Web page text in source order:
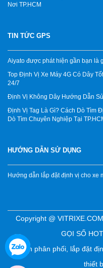
Nơi TP.HCM
TIN TỨC GPS
Aiyato được phát hiện gần bạn là
Top Định Vị Xe Máy 4G Có Dây
24/7
Định Vị Không Dây Hướng Dẫn
Định Vị Tag Là Gì? Cách Dò Tìm
Dò Tìm Chuyên Nghiệp Tại
HƯỚNG DẪN SỬ DỤNG
Hướng dẫn lắp đặt định vị cho xe
Copyright @
GỌI SỐ
Chuyên phân phối, lắp đặt
thiết